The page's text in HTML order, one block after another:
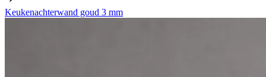
Keukenachterwand goud 3 mm